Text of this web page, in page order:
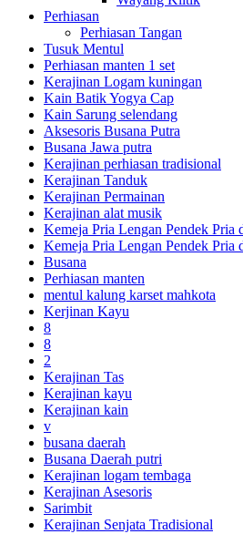
Perhiasan
Perhiasan Tangan
Tusuk Mentul
Perhiasan manten 1 set
Kerajinan Logam kuningan
Kain Batik Yogya Cap
Kain Sarung selendang
Aksesoris Busana Putra
Busana Jawa putra
Kerajinan perhiasan tradisional
Kerajinan Tanduk
Kerajinan Permainan
Kerajinan alat musik
Kemeja Pria Lengan Pendek Pria
Kemeja Pria Lengan Pendek Pria
Busana
Perhiasan manten
mentul kalung karset mahkota
Kerjinan Kayu
8
8
2
Kerajinan Tas
Kerajinan kayu
Kerajinan kain
v
busana daerah
Busana Daerah putri
Kerajinan logam tembaga
Kerajinan Asesoris
Sarimbit
Kerajinan Senjata Tradisional